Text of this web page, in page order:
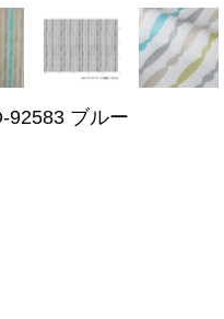
92583 ブルー